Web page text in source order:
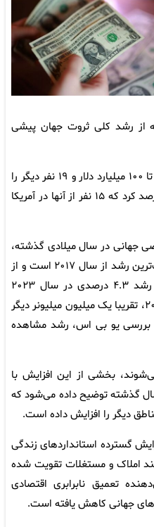
که از رشد کلی ثروت جهان پیشی
این بانک ۱۸ نفر را با ثروتی بین ۵۰ تا ۱۰۰ میلیارد دلار و ۱۹ نفر دیگر را
با دارایی‌های بالای ۱۰۰ میلیارد دلار رصد کرد که ۱۵ نفر از آنها در آمریکا
جهانی در سال میلادی گذشته،
۱۰.۸ درصد افزایش یافته که پرشتاب‌ترین رشد از سال ۲۰۱۷ است و از
رشد ۴.۶ درصدی در سال ۲۰۲۴ و رشد ۴.۳ درصدی در سال ۲۰۲۳
پیشی گرفته است. در طول سال ۲۰۲۵، تقریبا یک میلیون میلیونر دیگر
بررسی یو بی اس، رشد مشاهده
بخشی از این افزایش با
گذشته توضیح داده می‌شود که
دیگر را افزایش داده است.
گسترده استانداردهای زندگی
املاک و مستغلات تقویت شده
تعمیق نابرابری اقتصادی
جهانی کاهش یافته است.